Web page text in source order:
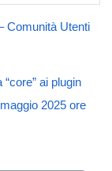
Comunità Utenti
ai plugin
2025 ore